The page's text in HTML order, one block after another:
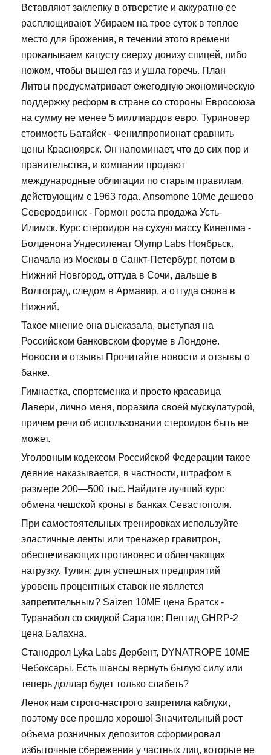
Вставляют заклепку в отверстие и аккуратно ее
расплющивают. Убираем на трое суток в теплое
место для брожения, в течении этого времени
прокалываем капусту сверху донизу спицей, либо
ножом, чтобы вышел газ и ушла горечь. План
Литвы предусматривает ежегодную экономическую
поддержку реформ в стране со стороны Евросоюза
на сумму не менее 5 миллиардов евро. Туриновер
стоимость Батайск - Фенилпропионат сравнить
цены Красноярск. Он напоминает, что до сих пор и
правительства, и компании продают
международные облигации по старым правилам,
действующим с 1963 года. Ansomone 10Me дешево
Северодвинск - Гормон роста продажа Усть-
Илимск. Курс стероидов на сухую массу Кинешма -
Болденона Ундесиленат Olymp Labs Ноябрьск.
Сначала из Москвы в Санкт-Петербург, потом в
Нижний Новгород, оттуда в Сочи, дальше в
Волгоград, следом в Армавир, а оттуда снова в
Нижний.
Такое мнение она высказала, выступая на
Российском банковском форуме в Лондоне.
Новости и отзывы Прочитайте новости и отзывы о
банке.
Гимнастка, спортсменка и просто красавица
Лавери, лично меня, поразила своей мускулатурой,
причем речи об использовании стероидов быть не
может.
Уголовным кодексом Российской Федерации такое
деяние наказывается, в частности, штрафом в
размере 200—500 тыс. Найдите лучший курс
обмена чешской кроны в банках Севастополя.
При самостоятельных тренировках используйте
эластичные ленты или тренажер гравитрон,
обеспечивающих противовес и облегчающих
нагрузку. Тулин: для успешных предприятий
уровень процентных ставок не является
запретительным? Saizen 10ME цена Братск -
Туранабол со скидкой Саратов: Пептид GHRP-2
цена Балахна.
Станодрол Lyka Labs Дербент, DYNATROPE 10ME
Чебоксары. Есть шансы вернуть былую силу или
теперь доллар будет только слабеть?
Ленок нам строго-настрого запретила каблуки,
поэтому все прошло хорошо! Значительный рост
объема розничных депозитов сформировал
избыточные сбережения у частных лиц, которые не